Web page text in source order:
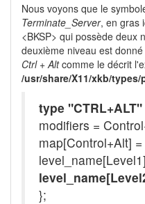
Nous voyons que le
Terminate_Server, en gras
<BKSP> qui possède deux
deuxième niveau est
Ctrl + Altcomme le décrit
/usr/share/X11/xkb/types/
type "CTRL+ALT"
modifiers =
map[Control+Alt]
};